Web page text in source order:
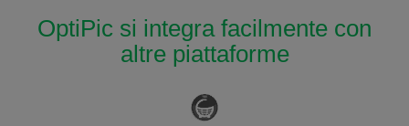
OptiPic si integra facilmente con
altre piattaforme